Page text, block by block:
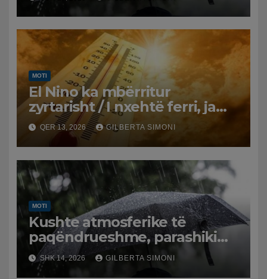
MOTI
El Nino ka mbërritur
zyrtarisht / I nxehtë ferri, ja
çfarë na pret muajt e
ardhshëm
QER 13, 2026 GILBERTA SIMONI
MOTI
Kushte atmosferike të
paqëndrueshme, parashikimi
i motit për këtë të shtunë
SHK 14, 2026 GILBERTA SIMONI